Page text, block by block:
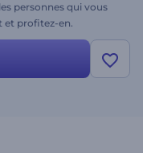
personnes qui vous
et profitez-en.